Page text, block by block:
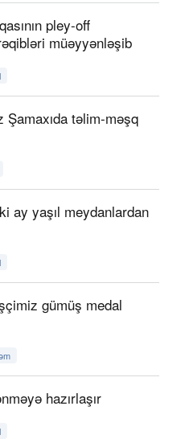
pley-off
müəyyənləşib
Şamaxıda təlim-məşq
ay yaşıl meydanlardan
gümüş medal
hazırlaşır